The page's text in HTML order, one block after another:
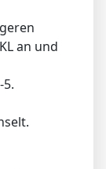
an und